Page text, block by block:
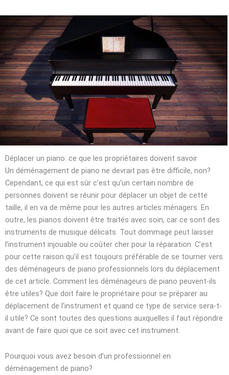
Déplacer un piano: ce que les propriétaires doivent savoir
Un déménagement de piano ne devrait pas être difficile, non?
Cependant, ce qui est sûr c’est qu’un certain nombre de
personnes doivent se réunir pour déplacer un objet de cette
taille, il en va de même pour les autres articles ménagers. En
outre, les pianos doivent être traités avec soin, car ce sont des
instruments de musique délicats. Tout dommage peut laisser
l’instrument injouable ou coûter cher pour la réparation. C’est
pour cette raison qu’il est toujours préférable de se tourner vers
des déménageurs de piano professionnels lors du déplacement
de cet article. Comment les déménageurs de piano peuvent-ils
être utiles? Que doit faire le propriétaire pour se préparer au
déplacement de l’instrument et quand ce type de service sera-t-
il utile? Ce sont toutes des questions auxquelles il faut répondre
avant de faire quoi que ce soit avec cet instrument.
Pourquoi vous avez besoin d’un professionnel en
déménagement de piano?